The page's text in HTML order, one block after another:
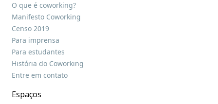
O que é coworking?
Manifesto Coworking
Censo 2019
Para imprensa
Para estudantes
História do Coworking
Entre em contato
Espaços